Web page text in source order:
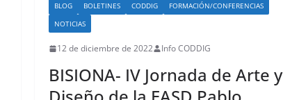
BLOG BOLETINES CODDIG
FORMACIÓN/CONFERENCIAS
NOTICIAS
12 de diciembre de 2022 Info CODDIG
BISIONA- IV Jornada de Arte y